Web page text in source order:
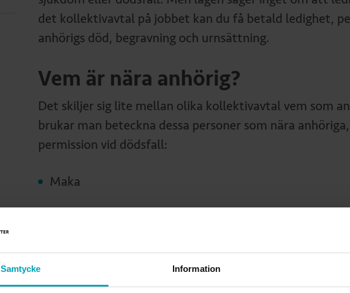
Samtycke Information
det kollektivavtal på jobbet kan du få betald ledighet,
anhörigs död, begravning och urnsättning.
Vem är nära anhörig?
Det skiljer sig lite mellan olika kollektivavtal vem som
brukar man beteckna dessa personer som nära
permission vid dödsfall:
Maka